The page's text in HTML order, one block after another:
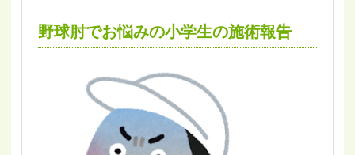
野球肘でお悩みの小学生の施術報告